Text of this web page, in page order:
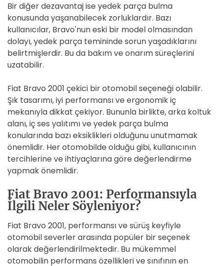
Bir diğer dezavantaj ise yedek parça bulma
konusunda yaşanabilecek zorluklardır. Bazı
kullanıcılar, Bravo'nun eski bir model olmasından
dolayı, yedek parça temininde sorun yaşadıklarını
belirtmişlerdir. Bu da bakım ve onarım süreçlerini
uzatabilir.
Fiat Bravo 2001 çekici bir otomobil seçeneği olabilir.
Şık tasarımı, iyi performansı ve ergonomik iç
mekanıyla dikkat çekiyor. Bununla birlikte, arka koltuk
alanı, iç ses yalıtımı ve yedek parça bulma
konularında bazı eksiklikleri olduğunu unutmamak
önemlidir. Her otomobilde olduğu gibi, kullanıcının
tercihlerine ve ihtiyaçlarına göre değerlendirme
yapmak önemlidir.
Fiat Bravo 2001: Performansıyla
İlgili Neler Söyleniyor?
Fiat Bravo 2001, performansı ve sürüş keyfiyle
otomobil severler arasında popüler bir seçenek
olarak değerlendirilmektedir. Bu mükemmel
otomobilin performans özellikleri ve sınıfının en